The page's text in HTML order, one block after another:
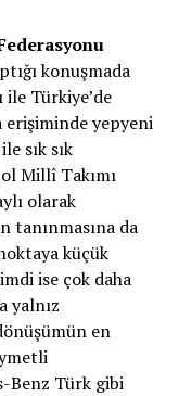
konuşmada
ile Türkiye’de
yepyeni
sık sık
Millî Takımı
olarak
tanınmasına da
küçük
ise çok daha
yalnız
en
Benz Türk gibi